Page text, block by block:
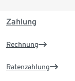
Zahlung
Rechnung
Ratenzahlung